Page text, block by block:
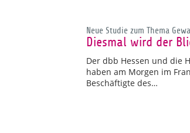
Neue Studie zum Thema
Diesmal wird der
Der dbb Hessen und die
haben am Morgen im
Beschäftigte des…